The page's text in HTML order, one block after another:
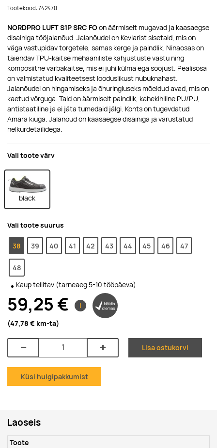
Tootekood: 742470
NORDPRO LUFT S1P SRC FOon äärmiselt mugavad ja kaasaegse
disainiga tööjalanõud. Jalanõudel on Kevlarist sisetald, mis on
väga vastupidav torgetele, samas kerge ja paindlik. Ninaosas on
täiendav TPU-kaitse mehaaniliste kahjustuste vastu ning
komposiitne varbakaitse, mis ei juhi külma ega soojust. Pealisosa
on valmistatud kvaliteetsest looduslikust nubuknahast.
Jalanõudel on hingamiseks ja õhuringluseks mõeldud avad, mis on
kaetud võrguga. Tald on äärmiselt paindlik, kahekihiline PU/PU,
antistaatiline ja ei jäta tumedaid jälgi. Konts on tugevdatud
Amara kiuga. Jalanõud on kaasaegse disainiga ja varustatud
helkurdetailidega.
Vali toote värv
black
Vali toote suurus
38 39 40 41 42 43 44 45 46 47
48
Kaup tellitav (tarneaeg 5-10 tööpäeva)
59,25 €
i
(47,78 € km-ta)
Lisa ostukorvi
Küsi hulgipakkumist
Laoseis
Toote